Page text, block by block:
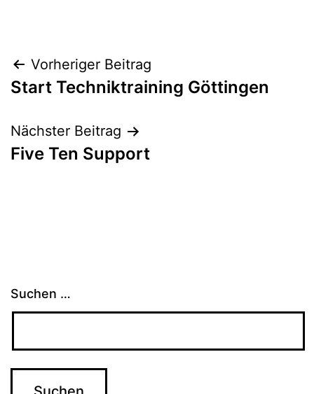
Beitragsnavigation
Vorheriger Beitrag
Start Techniktraining Göttingen
Nächster Beitrag
Five Ten Support
Suchen …